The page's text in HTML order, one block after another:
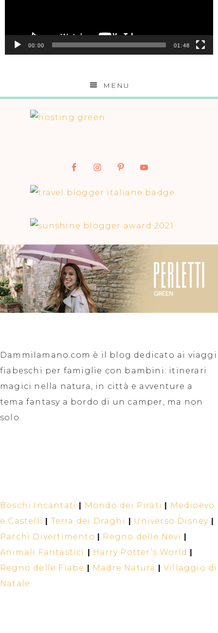
00:00 01:48
MENU
Dammilamano.com è il blog dedicato ai viaggi
fiabeschi per famiglie con bambini: itinerari
magici nella natura, in città e avventure a
tema fantasy a bordo di un camper, ma non
solo.
Boschi Incantati | Mondo dei Pirati | Medioevo
e Castelli | Terra dei Draghi | Universo Disney |
Parchi Divertimento | Regno delle Nevi |
Animali Fantastici | Harry Potter’s World |
Regno delle Fiabe | Madre Natura | Villaggio di
Natale